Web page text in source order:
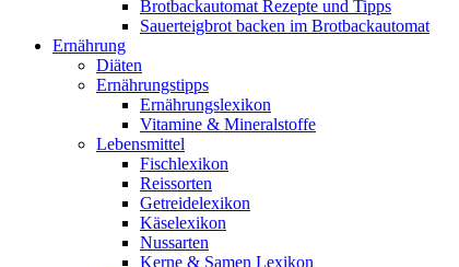
Brotbackautomat Rezepte und Tipps
Sauerteigbrot backen im Brotbackautomat
Ernährung
Diäten
Ernährungstipps
Ernährungslexikon
Vitamine & Mineralstoffe
Lebensmittel
Fischlexikon
Reissorten
Getreidelexikon
Käselexikon
Nussarten
Kerne & Samen Lexikon